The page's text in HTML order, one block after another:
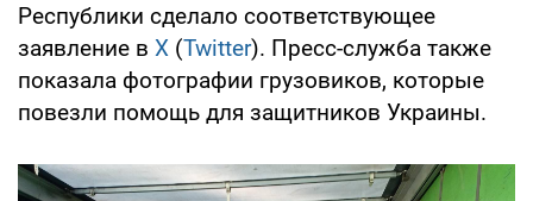
Республики сделало соответствующее
заявление в X (Twitter). Пресс-служба также
показала фотографии грузовиков, которые
повезли помощь для защитников Украины.